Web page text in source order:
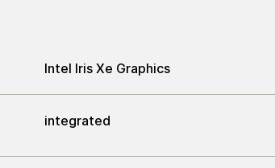
Intel Iris Xe Graphics
integrated